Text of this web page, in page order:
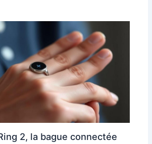
2, la bague connectée